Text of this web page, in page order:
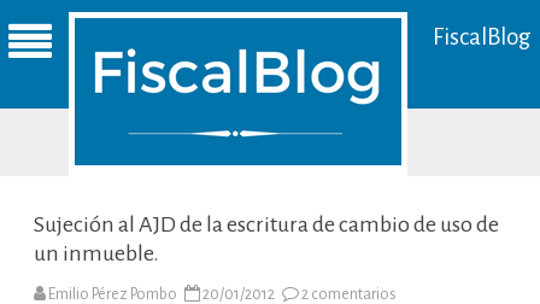
FiscalBlog
Sujeción al AJD de la escritura de cambio de uso de
un inmueble.
Emilio Pérez Pombo 20/01/2012 2 comentarios